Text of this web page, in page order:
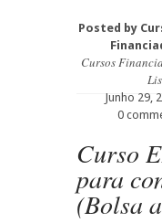
Posted by
Cursos
Junho 29,
0
Curso
para
(Bolsa